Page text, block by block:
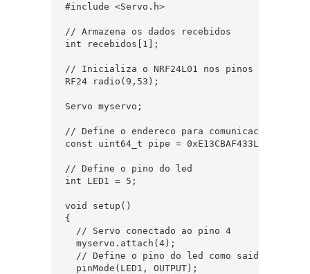
#include <Servo.h>
// Armazena os dados recebidos
int recebidos[1];
// Inicializa o NRF24L01 nos pinos 9 (CE) e
RF24 radio(9,53);
Servo myservo;
// Define o endereco para comunicacao entre
const uint64_t pipe = 0xE13CBAF433LL;
// Define o pino do led
int LED1 = 5;
void setup()
{
  // Servo conectado ao pino 4
  myservo.attach(4);
  // Define o pino do led como saida
  pinMode(LED1, OUTPUT);